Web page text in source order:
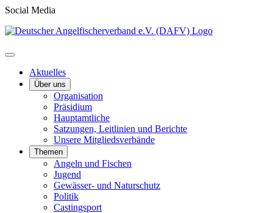
Social Media
Aktuelles
Über uns
Organisation
Präsidium
Hauptamtliche
Satzungen, Leitlinien und Berichte
Unsere Mitgliedsverbände
Themen
Angeln und Fischen
Jugend
Gewässer- und Naturschutz
Politik
Castingsport